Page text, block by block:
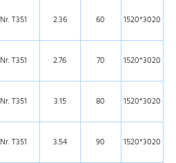
Nr. T351 2.36 60 1520*3020
Nr. T351 2.76 70 1520*3020
Nr. T351 3.15 80 1520*3020
Nr. T351 3.54 90 1520*3020